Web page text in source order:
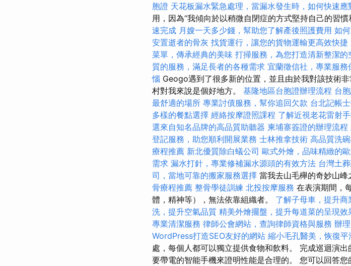
胞證 天花板漏水緊急處理，當漏水發生時，如何快速應
用，因為“我傾向於以稍微自閉症的方式堅持自己的習慣
速完成 月嫂一天多少錢，幫助您了解產後照護費用 如
安置逝者的骨灰 找貨運行，讓您的貨物運輸更高效快捷
菜單，傳承經典的美味 打掃服務，為您打造清新整潔的
質的服務，滿足長者的各種需求 宜蘭徵信社，專業服務
惱 Geogo遇到了很多新的位置，並且由於我對該技術
村對我來說是個好地方。 基隆地區台胞證辦理流程 台
最舒適的場所 專業討債服務，幫你追回欠款 台北記帳
多樣的餐點選擇 經絡按摩證照課程 了解近視老花雷射
選來自知名品牌的高品質助聽器 柬埔寨簽證的辦理流程
登記服務，助您順利開展業務 士林推拿技術 高品質洗
療程推薦 新北優質除白蟻公司 歐式外燴，品味精緻的
需求 漏水打針，專業修補漏水源頭的有效方法 台灣土
司，當地可靠的搬家服務選擇 當我去山毛櫸的奇妙山峰
骨療程推薦 整骨學徒訓練 北投按摩服務 在表演期間，
體，精神等），無法依靠組織者。 了解子母車，提升商
洗，提升空氣品質 精美外燴擺盤，提升每道菜的呈現效
專業清潔服務 律師公會網站，查詢律師資格與服務 辦
WordPress打造SEO友好的網站 縮小毛孔醫美，恢復平
處，每個人都可以獨立提供食物和飲料。 完成巡迴演
要帶電的智能手機來證明性能是合理的。 您可以回答